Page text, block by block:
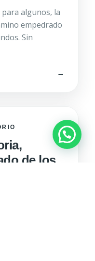
algunos, la
empedrado
Sin
→
de los